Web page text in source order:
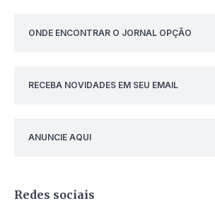
ONDE ENCONTRAR O JORNAL OPÇÃO
RECEBA NOVIDADES EM SEU EMAIL
ANUNCIE AQUI
Redes sociais